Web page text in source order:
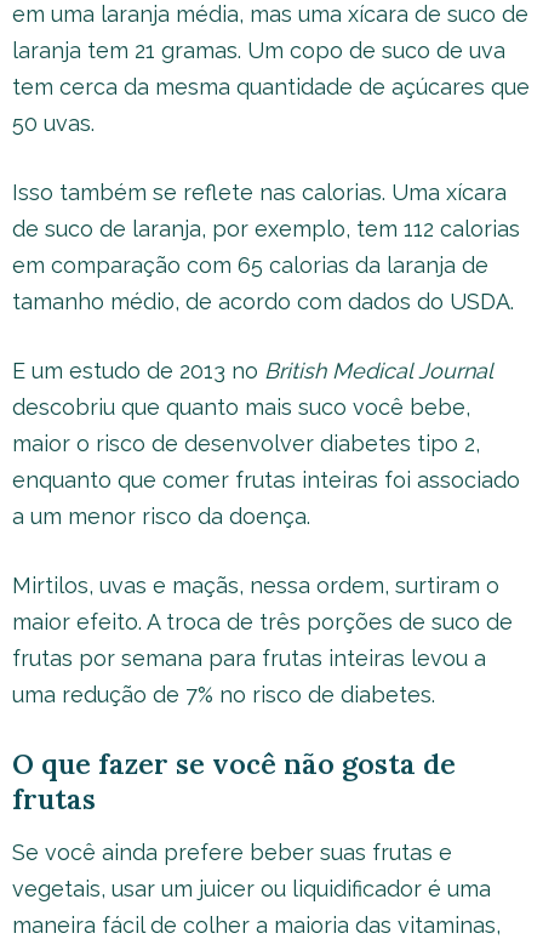
em uma laranja média, mas uma xícara de suco de
laranja tem 21 gramas. Um copo de suco de uva
tem cerca da mesma quantidade de açúcares que
50 uvas.
Isso também se reflete nas calorias. Uma xícara
de suco de laranja, por exemplo, tem 112 calorias
em comparação com 65 calorias da laranja de
tamanho médio, de acordo com dados do USDA.
E um estudo de 2013 no British Medical Journal
descobriu que quanto mais suco você bebe,
maior o risco de desenvolver diabetes tipo 2,
enquanto que comer frutas inteiras foi associado
a um menor risco da doença.
Mirtilos, uvas e maçãs, nessa ordem, surtiram o
maior efeito. A troca de três porções de suco de
frutas por semana para frutas inteiras levou a
uma redução de 7% no risco de diabetes.
O que fazer se você não gosta de
frutas
Se você ainda prefere beber suas frutas e
vegetais, usar um juicer ou liquidificador é uma
maneira fácil de colher a maioria das vitaminas,